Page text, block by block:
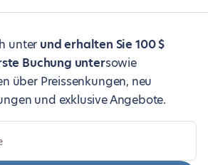
unter und erhalten Sie 100 $
Buchung untersowie
über Preissenkungen, neu
und exklusive Angebote.